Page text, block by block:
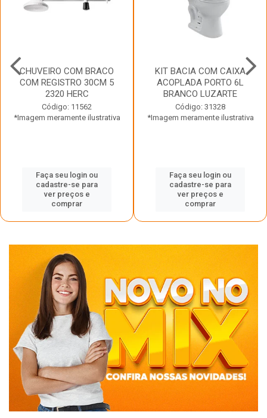
CHUVEIRO COM BRACO
COM REGISTRO 30CM 5
2320 HERC
Código: 11562
*Imagem meramente ilustrativa
Faça seu login ou
cadastre-se para
ver preços e
comprar
KIT BACIA COM CAIXA
ACOPLADA PORTO 6L
BRANCO LUZARTE
Código: 31328
*Imagem meramente ilustrativa
Faça seu login ou
cadastre-se para
ver preços e
comprar